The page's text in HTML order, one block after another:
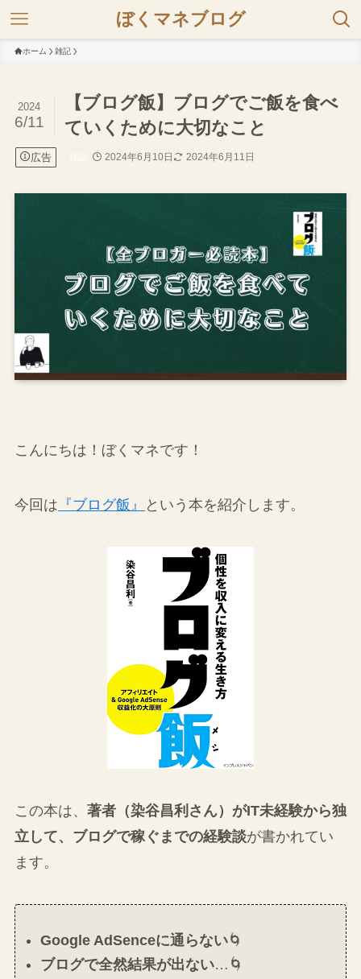
ぼくマネブログ
ホーム 雑記
【ブログ飯】ブログでご飯を食べ
ていくために大切なこと
2024
6/11
広告 2024年6月10日 2024年6月11日
こんにちは！ぼくマネです！
今回は 『ブログ飯』 という本を紹介します。
この本は、 著者（染谷昌利さん）がIT未経験から独
立して、ブログで稼ぐまでの経験談が書かれてい
ます。
Google AdSenceに通らない🌀
ブログで全然結果が出ない…🌀